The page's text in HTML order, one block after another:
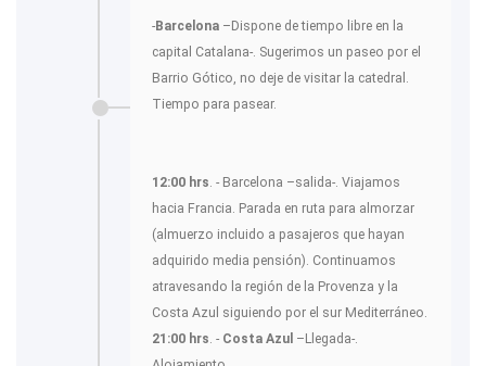
-Barcelona –Dispone de tiempo libre en la
capital Catalana-. Sugerimos un paseo por el
Barrio Gótico, no deje de visitar la catedral.
Tiempo para pasear.
12:00 hrs. - Barcelona –salida-. Viajamos
hacia Francia. Parada en ruta para almorzar
(almuerzo incluido a pasajeros que hayan
adquirido media pensión). Continuamos
atravesando la región de la Provenza y la
Costa Azul siguiendo por el sur Mediterráneo.
21:00 hrs. - Costa Azul –Llegada-.